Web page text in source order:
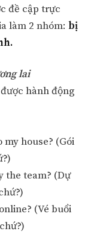
đề cập trực
làm 2 nhóm:bị
lai
hành động
house? (Gói
the team? (Dự
(Vé buổi